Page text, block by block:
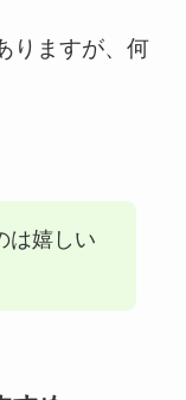
りますが、何
は嬉しい